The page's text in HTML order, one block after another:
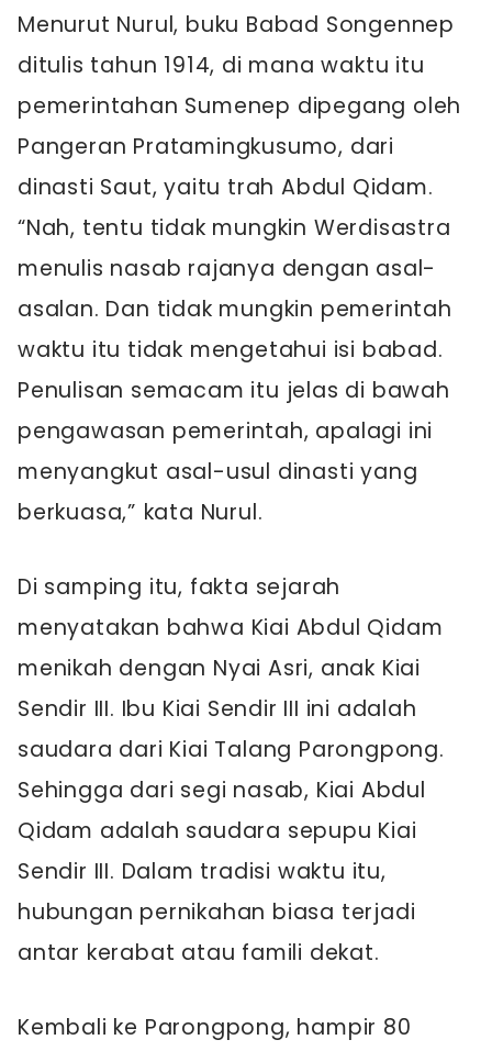
Menurut Nurul, buku Babad Songennep
ditulis tahun 1914, di mana waktu itu
pemerintahan Sumenep dipegang oleh
Pangeran Pratamingkusumo, dari
dinasti Saut, yaitu trah Abdul Qidam.
“Nah, tentu tidak mungkin Werdisastra
menulis nasab rajanya dengan asal-
asalan. Dan tidak mungkin pemerintah
waktu itu tidak mengetahui isi babad.
Penulisan semacam itu jelas di bawah
pengawasan pemerintah, apalagi ini
menyangkut asal-usul dinasti yang
berkuasa,” kata Nurul.
Di samping itu, fakta sejarah
menyatakan bahwa Kiai Abdul Qidam
menikah dengan Nyai Asri, anak Kiai
Sendir III. Ibu Kiai Sendir III ini adalah
saudara dari Kiai Talang Parongpong.
Sehingga dari segi nasab, Kiai Abdul
Qidam adalah saudara sepupu Kiai
Sendir III. Dalam tradisi waktu itu,
hubungan pernikahan biasa terjadi
antar kerabat atau famili dekat.
Kembali ke Parongpong, hampir 80